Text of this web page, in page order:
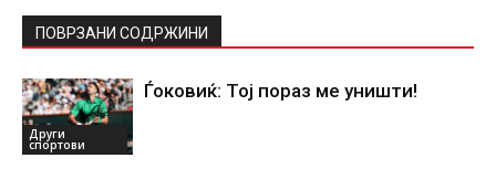
ПОВРЗАНИ СОДРЖИНИ
Други
спортови
Ѓоковиќ: Тој пораз ме уништи!